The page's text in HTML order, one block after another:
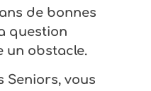
de bonnes
question
un obstacle.
Seniors, vous